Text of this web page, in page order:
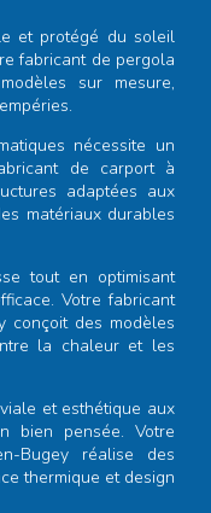
et protégé du soleil
fabricant de pergola
sur mesure,
nécessite un
de carport à
adaptées aux
matériaux durables
tout en optimisant
Votrefabricant
conçoit des modèles
la chaleur et les
et esthétique aux
bien pensée. Votre
Bugey réalise des
thermique et design